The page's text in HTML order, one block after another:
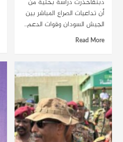
أن تداعيات الصراع المباشر بين
الجيش السودان وقوات الدعم...
Read More